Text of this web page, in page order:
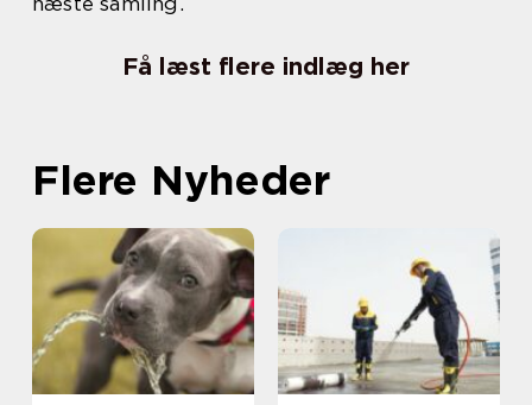
Få læst flere indlæg her
Flere Nyheder